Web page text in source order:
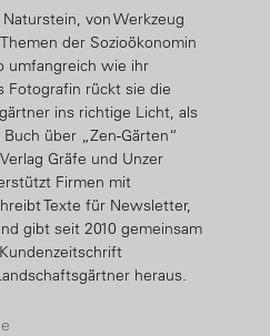
von Werkzeug
der Sozioökonomin
umfangreich wie ihr
Fotografin rückt sie die
ins richtige Licht, als
über „Zen-Gärten“
Gräfe und Unzer
Firmen mit
Texte für Newsletter,
gibt seit 2010 gemeinsam
heraus.